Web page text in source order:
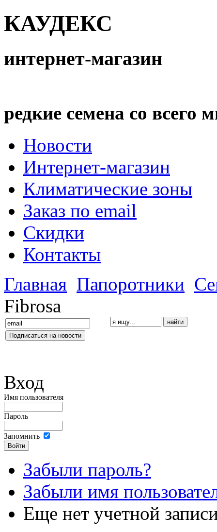
КАУДЕКС
интернет-магазин
редкие семена со всего
Новости
Интернет-магазин
Климатические зоны
Заказ по email
Скидки
Контакты
Главная Папоротники
Fibrosa
Вход
Имя пользователя
Пароль
Запомнить
Забыли пароль?
Забыли имя
Еще нет учетной